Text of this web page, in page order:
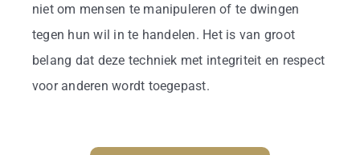
niet om mensen te manipuleren of te dwingen
tegen hun wil in te handelen. Het is van groot
belang dat deze techniek met integriteit en respect
voor anderen wordt toegepast.